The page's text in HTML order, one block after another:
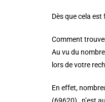
Dès que cela
Comment
Au vu du
lors de votre
En effet,